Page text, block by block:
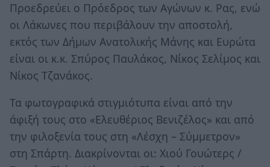
Προεδρεύει ο Πρόεδρος των Αγώνων κ. Ρας, ενώ
οι Λάκωνες που περιβάλουν την αποστολή,
εκτός των Δήμων Ανατολικής Μάνης και Ευρώτα
είναι οι κ.κ. Σπύρος Παυλάκος, Νίκος Σελίμος και
Νίκος Τζανάκος.
Τα φωτογραφικά στιγμιότυπα είναι από την
άφιξή τους στο «Ελευθέριος Βενιζέλος» και από
την φιλοξενία τους στη «Λέσχη – Σύμμετρον»
στη Σπάρτη. Διακρίνονται οι: Χιού Γουώτερς /